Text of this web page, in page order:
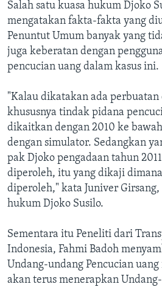
Salah satu kuasa hukum Djoko
mengatakan fakta-fakta yang
Penuntut Umum banyak yang
juga keberatan dengan
pencucian uang dalam kasus ini.
"Kalau dikatakan ada
khususnya tindak pidana
dikaitkan dengan 2010 ke
dengan simulator. Sedangkan
pak Djoko pengadaan tahun
diperoleh, itu yang dikaji
diperoleh," kata Juniver Girsang,
hukum Djoko Susilo.
Sementara itu Peneliti dari
Indonesia, Fahmi Badoh
Undang-undang Pencucian
akan terus menerapkan